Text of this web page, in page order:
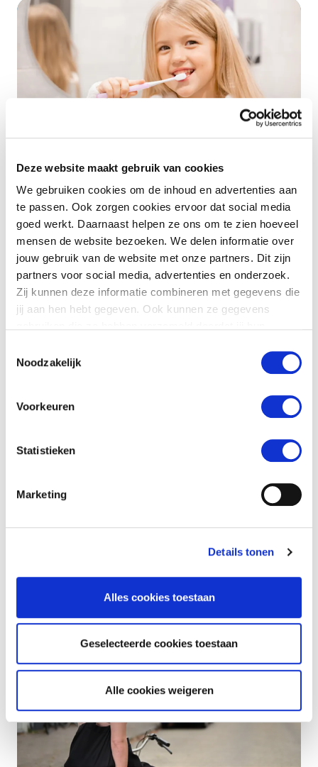
Deze website maakt gebruik van cookies
We gebruiken cookies om de inhoud en advertenties aan
te passen. Ook zorgen cookies ervoor dat social media
goed werkt. Daarnaast helpen ze ons om te zien hoeveel
mensen de website bezoeken. We delen informatie over
jouw gebruik van de website met onze partners. Dit zijn
partners voor social media, advertenties en onderzoek.
Zij kunnen deze informatie combineren met gegevens die
jij aan hen hebt gegeven. Ook kunnen ze gegevens
Noodzakelijk
Voorkeuren
Statistieken
Marketing
Details tonen
Alles cookies toestaan
Geselecteerde cookies toestaan
Alle cookies weigeren
Mondgezondheid